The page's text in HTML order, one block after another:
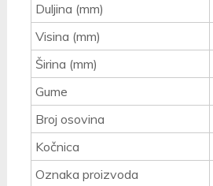
Duljina (mm)
Visina (mm)
Širina (mm)
Gume
Broj osovina
Kočnica
Oznaka proizvoda